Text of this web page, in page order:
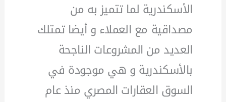
الأسكندرية لما تتميز به من
مصداقية مع العملاء و أيضا تمتلك
العديد من المشروعات الناجحة
بالأسكندرية و هي موجودة في
السوق العقارات المصري منذ عام